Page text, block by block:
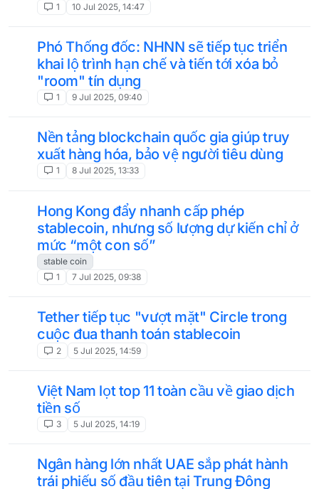
1 10 Jul 2025, 14:47
Phó Thống đốc: NHNN sẽ tiếp tục triển
khai lộ trình hạn chế và tiến tới xóa bỏ
"room" tín dụng
1 9 Jul 2025, 09:40
Nền tảng blockchain quốc gia giúp truy
xuất hàng hóa, bảo vệ người tiêu dùng
1 8 Jul 2025, 13:33
Hong Kong đẩy nhanh cấp phép
stablecoin, nhưng số lượng dự kiến chỉ ở
mức “một con số”
stable coin
1
7 Jul 2025, 09:38
Tether tiếp tục "vượt mặt" Circle trong
cuộc đua thanh toán stablecoin
2 5 Jul 2025, 14:59
Việt Nam lọt top 11 toàn cầu về giao dịch
tiền số
3 5 Jul 2025, 14:19
Ngân hàng lớn nhất UAE sắp phát hành
trái phiếu số đầu tiên tại Trung Đông